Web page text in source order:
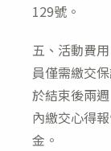
129號。
五、活動費
員僅需繳交
於結束後兩週
內繳交心得
金。